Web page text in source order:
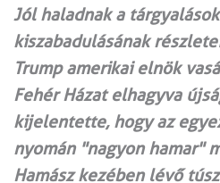
Jól haladnak a
kiszabadulásának
Trump amerikai elnök
Fehér Házat elhagyva
kijelentette, hogy az
nyomán "nagyon hamar"
Hamász kezében lévő